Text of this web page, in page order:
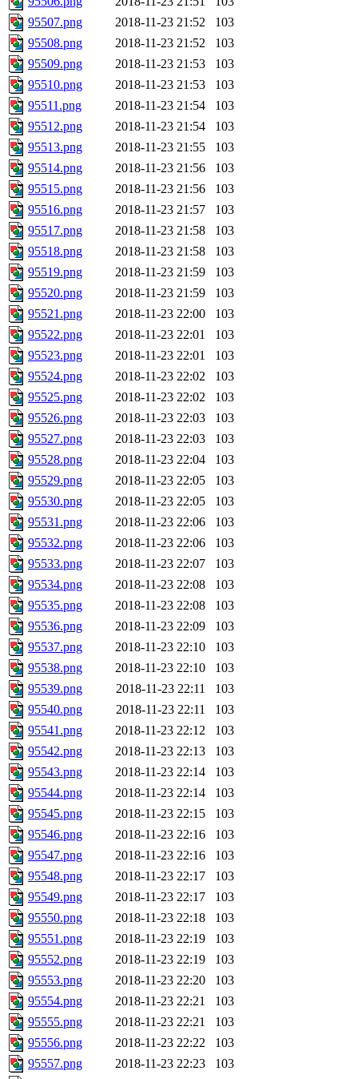
95507.png
2018-11-23 21:52
103
95508.png
2018-11-23 21:52
103
95509.png
2018-11-23 21:53
103
95510.png
2018-11-23 21:53
103
95511.png
2018-11-23 21:54
103
95512.png
2018-11-23 21:54
103
95513.png
2018-11-23 21:55
103
95514.png
2018-11-23 21:56
103
95515.png
2018-11-23 21:56
103
95516.png
2018-11-23 21:57
103
95517.png
2018-11-23 21:58
103
95518.png
2018-11-23 21:58
103
95519.png
2018-11-23 21:59
103
95520.png
2018-11-23 21:59
103
95521.png
2018-11-23 22:00
103
95522.png
2018-11-23 22:01
103
95523.png
2018-11-23 22:01
103
95524.png
2018-11-23 22:02
103
95525.png
2018-11-23 22:02
103
95526.png
2018-11-23 22:03
103
95527.png
2018-11-23 22:03
103
95528.png
2018-11-23 22:04
103
95529.png
2018-11-23 22:05
103
95530.png
2018-11-23 22:05
103
95531.png
2018-11-23 22:06
103
95532.png
2018-11-23 22:06
103
95533.png
2018-11-23 22:07
103
95534.png
2018-11-23 22:08
103
95535.png
2018-11-23 22:08
103
95536.png
2018-11-23 22:09
103
95537.png
2018-11-23 22:10
103
95538.png
2018-11-23 22:10
103
95539.png
2018-11-23 22:11
103
95540.png
2018-11-23 22:11
103
95541.png
2018-11-23 22:12
103
95542.png
2018-11-23 22:13
103
95543.png
2018-11-23 22:14
103
95544.png
2018-11-23 22:14
103
95545.png
2018-11-23 22:15
103
95546.png
2018-11-23 22:16
103
95547.png
2018-11-23 22:16
103
95548.png
2018-11-23 22:17
103
95549.png
2018-11-23 22:17
103
95550.png
2018-11-23 22:18
103
95551.png
2018-11-23 22:19
103
95552.png
2018-11-23 22:19
103
95553.png
2018-11-23 22:20
103
95554.png
2018-11-23 22:21
103
95555.png
2018-11-23 22:21
103
95556.png
2018-11-23 22:22
103
95557.png
2018-11-23 22:23
103